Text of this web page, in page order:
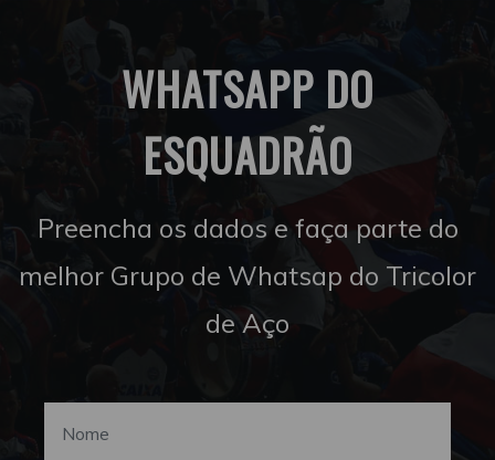
WHATSAPP DO
ESQUADRÃO
Preencha os dados e faça parte do
melhor Grupo de Whatsap do Tricolor
de Aço